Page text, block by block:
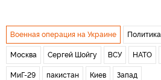
Военная операция на Украине Политика
Москва Сергей Шойгу ВСУ НАТО
МиГ-29 пакистан Киев Запад